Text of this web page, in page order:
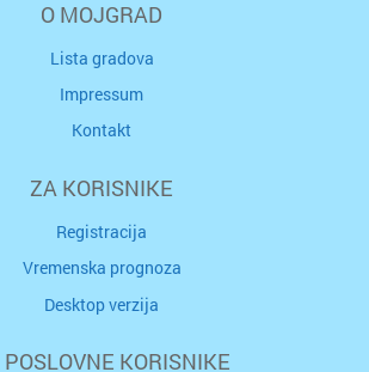
O MOJGRAD
Lista gradova
Impressum
Kontakt
ZA KORISNIKE
Registracija
Vremenska prognoza
Desktop verzija
KORISNIKE